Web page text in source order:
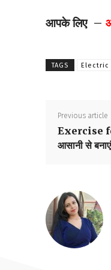
आपके लिए –
TAGS Electric
Previous article
Exercise
आसानी से